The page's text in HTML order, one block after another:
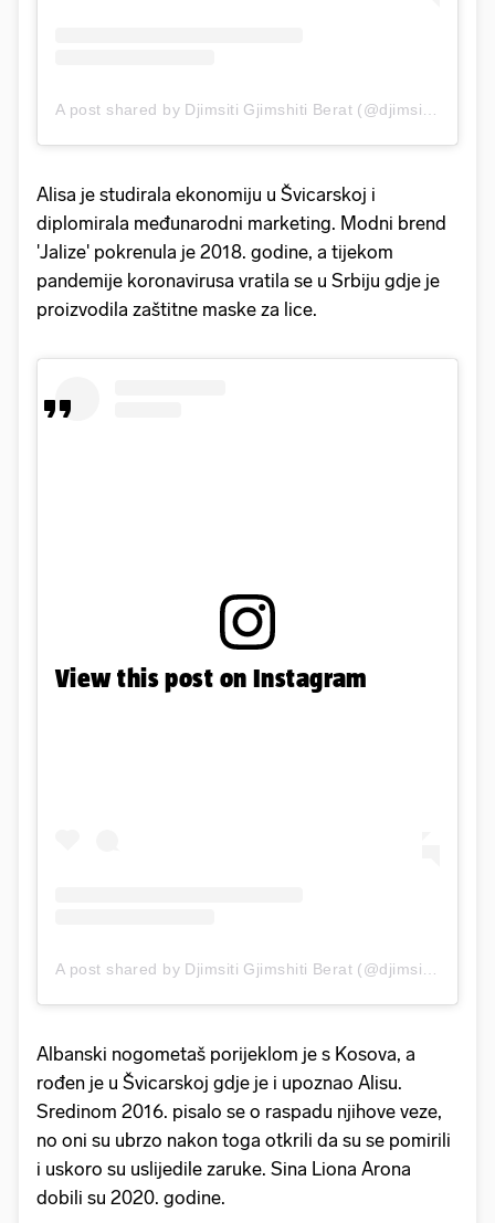
A post shared by Djimsiti Gjimshiti Berat (@djimsitiberat)
Alisa je studirala ekonomiju u Švicarskoj i
diplomirala međunarodni marketing. Modni brend
'Jalize' pokrenula je 2018. godine, a tijekom
pandemije koronavirusa vratila se u Srbiju gdje je
proizvodila zaštitne maske za lice.
View this post on Instagram
Albanski nogometaš porijeklom je s Kosova, a
rođen je u Švicarskoj gdje je i upoznao Alisu.
Sredinom 2016. pisalo se o raspadu njihove veze,
no oni su ubrzo nakon toga otkrili da su se pomirili
i uskoro su uslijedile zaruke. Sina Liona Arona
dobili su 2020. godine.